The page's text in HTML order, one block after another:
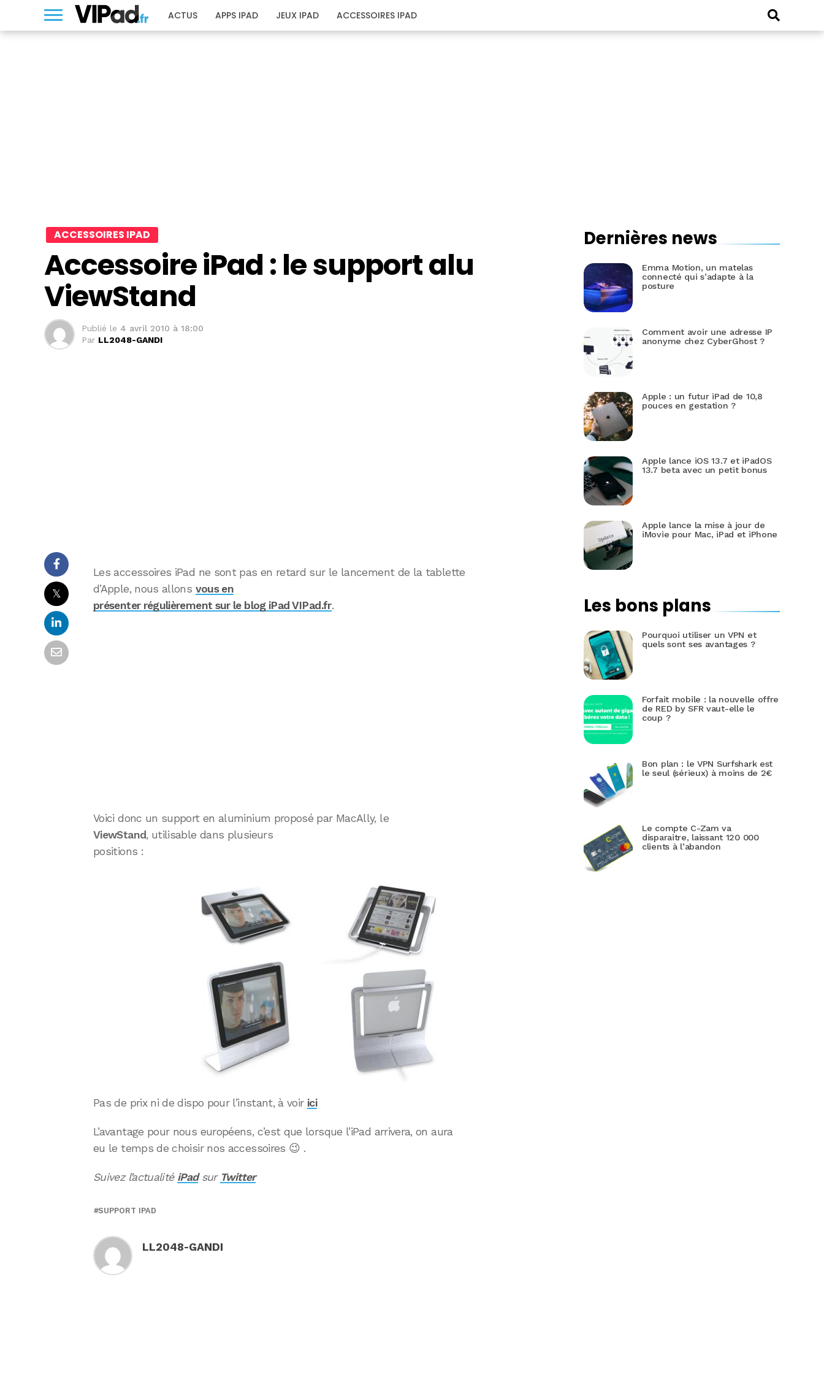
ACTUS APPS IPAD JEUX IPAD ACCESSOIRES IPAD
ACCESSOIRES IPAD
Accessoire iPad : le support alu
ViewStand
Publié le 4 avril 2010 à 18:00
Par LL2048-GANDI
𝕏
Les accessoires iPad ne sont pas en retard sur le lancement de la tablette
d’Apple, nous allons vous en
présenter régulièrement sur le blog iPad VIPad.fr.
Voici donc un support en aluminium proposé par MacAlly, le
ViewStand, utilisable dans plusieurs
positions :
Pas de prix ni de dispo pour l’instant, à voir ici
L’avantage pour nous européens, c’est que lorsque l’iPad arrivera, on aura
eu le temps de choisir nos accessoires 😉 .
Suivez l’actualité iPadsur Twitter
SUPPORT IPAD
LL2048-GANDI
Dernières news
Emma Motion, un matelas
connecté qui s’adapte à la
posture
Comment avoir une adresse IP
anonyme chez CyberGhost ?
Apple : un futur iPad de 10,8
pouces en gestation ?
Apple lance iOS 13.7 et iPadOS
13.7 beta avec un petit bonus
Apple lance la mise à jour de
iMovie pour Mac, iPad et iPhone
Les bons plans
Pourquoi utiliser un VPN et
quels sont ses avantages ?
Forfait mobile : la nouvelle offre
de RED by SFR vaut-elle le
coup ?
Bon plan : le VPN Surfshark est
le seul (sérieux) à moins de 2€
Le compte C-Zam va
disparaitre, laissant 120 000
clients à l’abandon